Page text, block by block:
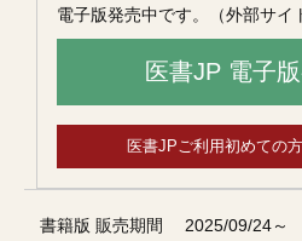
電子版発売中です。（外部サイ
医書JP 電子
医書JPご利用初めての
書籍版 販売期間
2025/09/24～